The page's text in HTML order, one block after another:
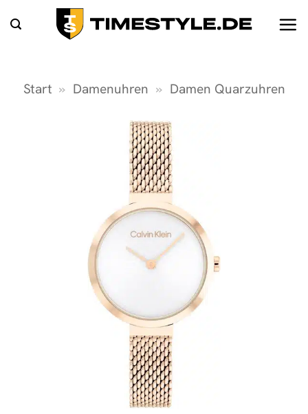
Inhalt
Start » Damenuhren » Damen Quarzuhren